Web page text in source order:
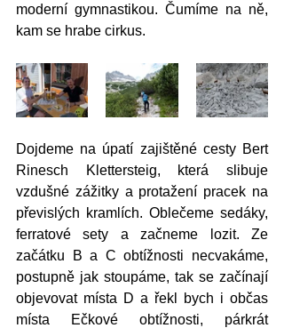
moderní gymnastikou. Čumíme na ně,
kam se hrabe cirkus.
Dojdeme na úpatí zajištěné cesty Bert
Rinesch Klettersteig, která slibuje
vzdušné zážitky a protažení pracek na
převislých kramlích. Oblečeme sedáky,
ferratové sety a začneme lozit. Ze
začátku B a C obtížnosti necvakáme,
postupně jak stoupáme, tak se začínají
objevovat místa D a řekl bych i občas
místa Ečkové obtížnosti, párkrát